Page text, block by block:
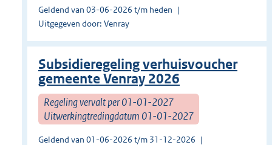
Geldend van 03-06-2026 t/m heden
Uitgegeven door: Venray
Subsidieregeling verhuisvoucher
gemeente Venray 2026
Regeling vervalt per 01-01-2027
Uitwerkingtredingdatum 01-01-2027
Geldend van 01-06-2026 t/m 31-12-2026